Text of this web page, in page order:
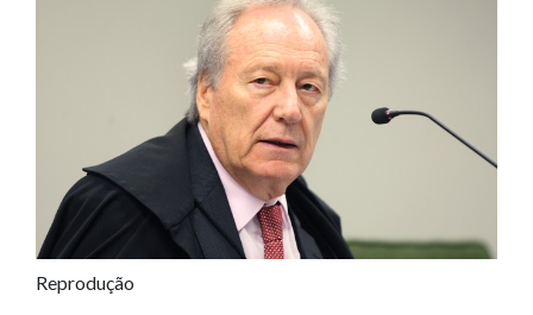
Reprodução